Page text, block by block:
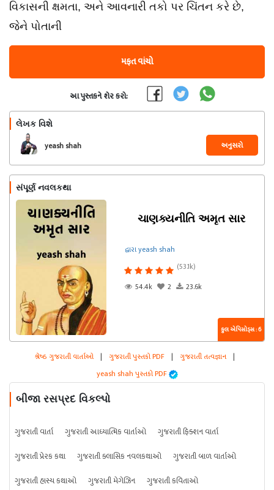
વિકાસની ક્ષમતા, અને આવનારી તકો પર ચિંતન કરે છે,
જેને પોતાની
મફત વાંચો
આ પુસ્તકને શેર કરો:
લેખક વિશે
yeash shah અનુસરો
સંપૂર્ણ નવલકથા
ચાણક્યનીતિ અમૃત સાર
દ્વારા yeash shah
(53.1k)
54.4k
2 23.6k
કુલ એપિસોડ્સ : 6
શ્રેષ્ઠ ગુજરાતી વાર્તાઓ | ગુજરાતી પુસ્તકો PDF | ગુજરાતી તત્વજ્ઞાન |
yeash shah પુસ્તકો PDF
બીજા રસપ્રદ વિકલ્પો
ગુજરાતી વાર્તા ગુજરાતી આધ્યાત્મિક વાર્તાઓ
ગુજરાતી ફિક્શન વાર્તા
ગુજરાતી પ્રેરક કથા
ગુજરાતી ક્લાસિક નવલકથાઓ
ગુજરાતી બાળ વાર્તાઓ
ગુજરાતી હાસ્ય કથાઓ
ગુજરાતી મેગેઝિન ગુજરાતી કવિતાઓ